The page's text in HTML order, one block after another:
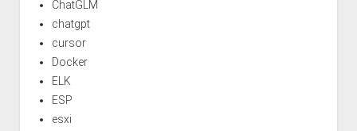
ChatGLM
chatgpt
cursor
Docker
ELK
ESP
esxi